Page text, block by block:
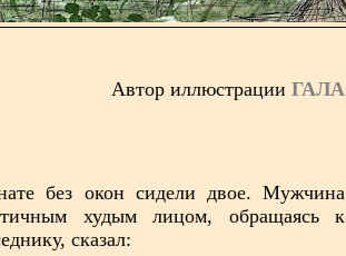
Автор иллюстрации ГАЛА
без окон сидели двое. Мужчина
худым лицом, обращаясь к
сказал: